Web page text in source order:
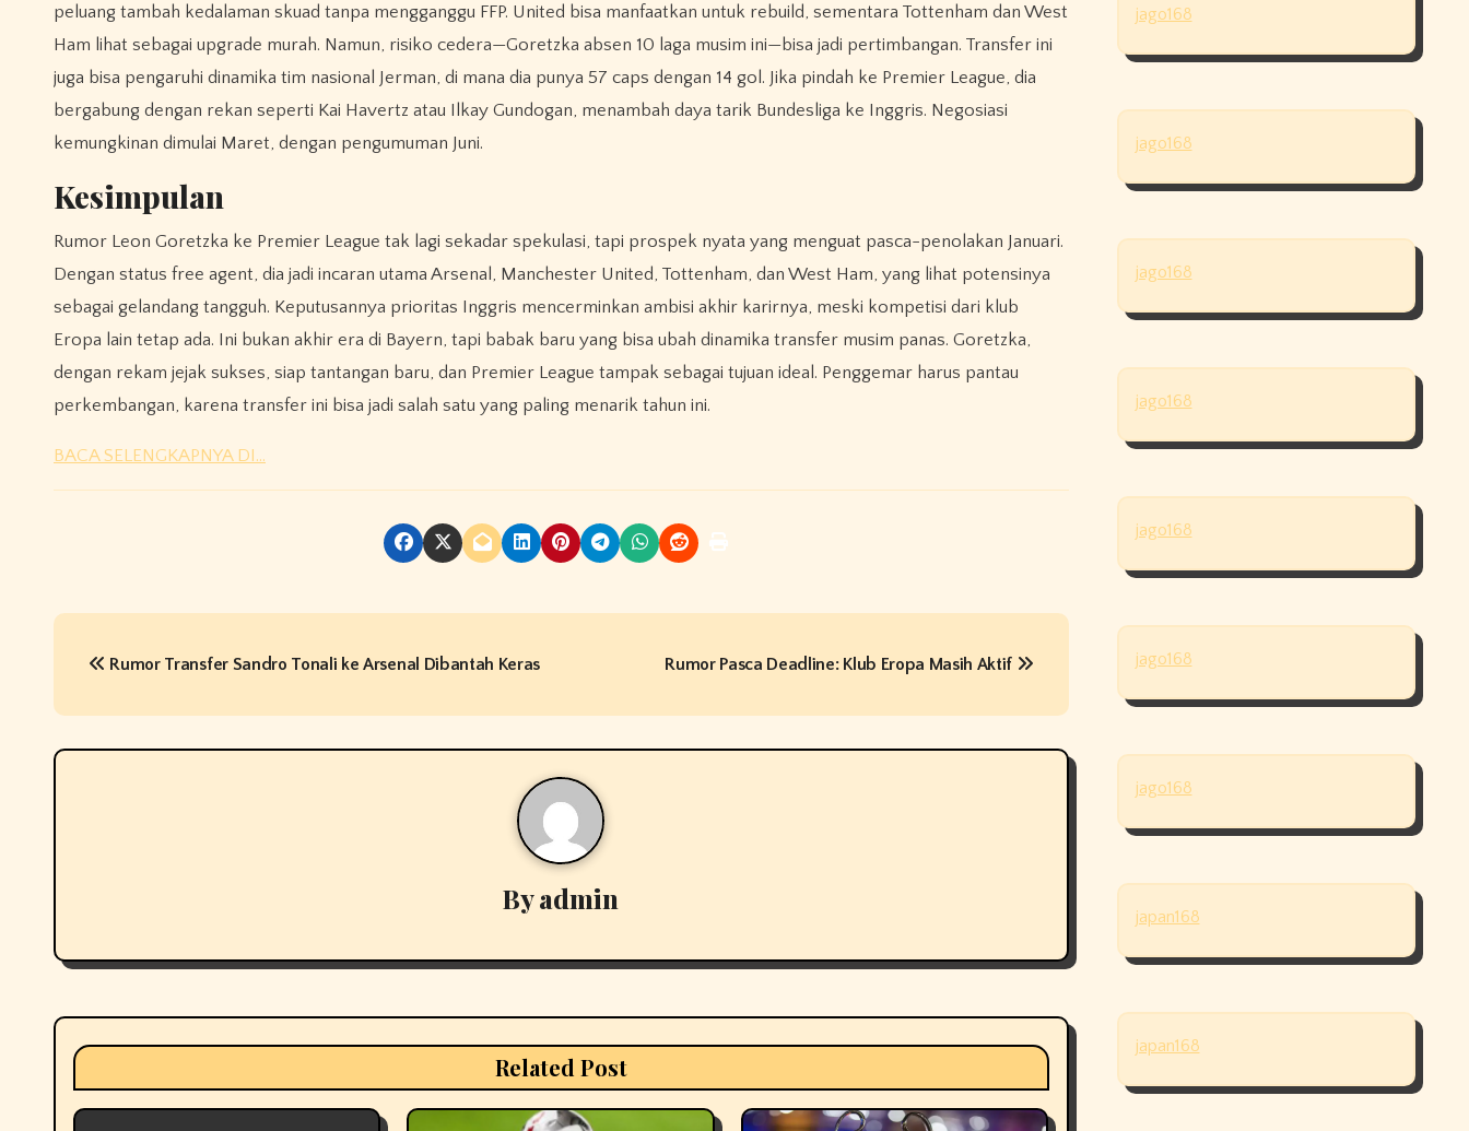
peluang tambah kedalaman skuad tanpa mengganggu FFP. United bisa manfaatkan untuk rebuild, sementara Tottenham dan West
Ham lihat sebagai upgrade murah. Namun, risiko cedera—Goretzka absen 10 laga musim ini—bisa jadi pertimbangan. Transfer ini
juga bisa pengaruhi dinamika tim nasional Jerman, di mana dia punya 57 caps dengan 14 gol. Jika pindah ke Premier League, dia
bergabung dengan rekan seperti Kai Havertz atau Ilkay Gundogan, menambah daya tarik Bundesliga ke Inggris. Negosiasi
kemungkinan dimulai Maret, dengan pengumuman Juni.
Kesimpulan
Rumor Leon Goretzka ke Premier League tak lagi sekadar spekulasi, tapi prospek nyata yang menguat pasca-penolakan Januari.
Dengan status free agent, dia jadi incaran utama Arsenal, Manchester United, Tottenham, dan West Ham, yang lihat potensinya
sebagai gelandang tangguh. Keputusannya prioritas Inggris mencerminkan ambisi akhir karirnya, meski kompetisi dari klub
Eropa lain tetap ada. Ini bukan akhir era di Bayern, tapi babak baru yang bisa ubah dinamika transfer musim panas. Goretzka,
dengan rekam jejak sukses, siap tantangan baru, dan Premier League tampak sebagai tujuan ideal. Penggemar harus pantau
perkembangan, karena transfer ini bisa jadi salah satu yang paling menarik tahun ini.
BACA SELENGKAPNYA DI…
P
s
t
i
a
Rumor Transfer Sandro Tonali ke Arsenal Dibantah Keras Rumor Pasca Deadline: Klub Eropa Masih Aktif
Byadmin
Related Post
jago168
jago168
jago168
jago168
jago168
jago168
jago168
japan168
japan168